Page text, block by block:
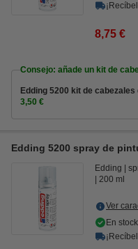
8,75 €
Consejo: añade un kit de
Edding 5200 kit de
3,50 €
Edding 5200 spray de
Edding
200 ml
Ver
En stock